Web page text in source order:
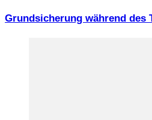
Grundsicherung während des